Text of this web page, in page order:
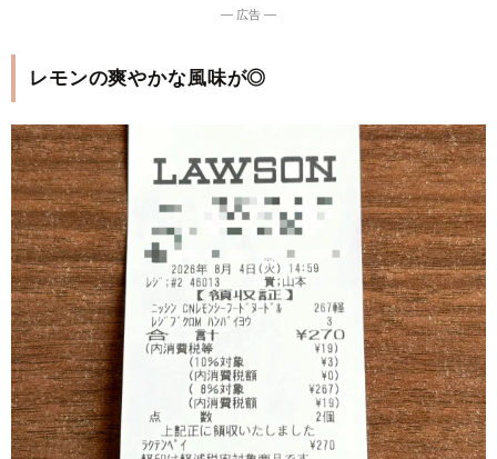
― 広告 ―
レモンの爽やかな風味が◎